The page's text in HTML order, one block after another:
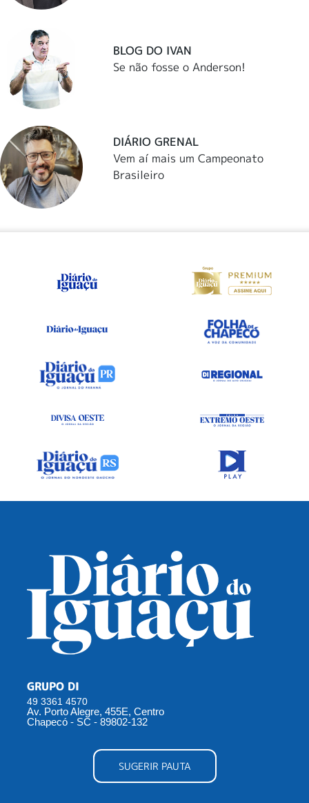
BLOG DO IVAN
Se não fosse o Anderson!
DIÁRIO GRENAL
Vem aí mais um Campeonato
Brasileiro
GRUPO DI
49 3361 4570
Av. Porto Alegre, 455E, Centro
Chapecó - SC - 89802-132
SUGERIR PAUTA